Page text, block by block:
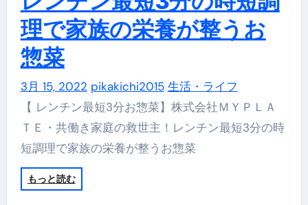
理で家族の栄養が整うお
惣菜
3月 15, 2022 pikakichi2015 生活・ライフ
【 レンチン最短3分お惣菜】株式会社ＭＹＰＬＡ
ＴＥ・共働き家庭の救世主！レンチン最短3分の時
短調理で家族の栄養が整うお惣菜
もっと読む